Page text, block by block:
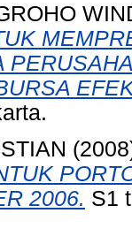
2006. S1